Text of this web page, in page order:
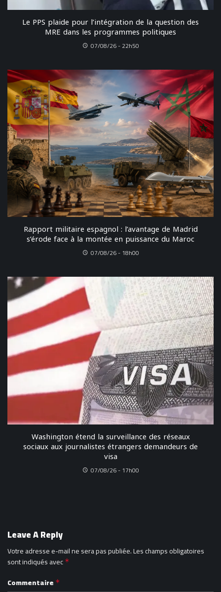
Le PPS plaide pour l’intégration de la question des
MRE dans les programmes politiques
07/08/26 - 22h50
Rapport militaire espagnol : l’avantage de Madrid
s’érode face à la montée en puissance du Maroc
07/08/26 - 18h00
Washington étend la surveillance des réseaux
sociaux aux journalistes étrangers demandeurs de
visa
07/08/26 - 17h00
Leave A Reply
Votre adresse e-mail ne sera pas publiée.Les champs obligatoires
sont indiqués avec *
Commentaire *